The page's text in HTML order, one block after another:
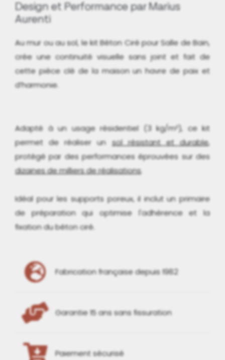
Design et Performance par Marius
Aurenti
Au mur ou au sol, le kit Béton Ciré pour Salle de Bain,
crée une continuité visuelle sans joint et fait de
cette pièce clé de la maison un havre de paix et
d’harmonie.
Adapté à un usage résidentiel (3 kg/m²), ce kit
permet de réaliser unsol résistant et durable,
protégé par des performances éprouvées sur des
dizaines de milliers de réalisations.
Idéal pour les supports poreux, il inclut un primaire
de préparation qui optimise l'adhérence et la
fixation du béton ciré.
Fabrication française depuis 1982
Garantie 15 ans sans fissuration
Paiement sécurisé